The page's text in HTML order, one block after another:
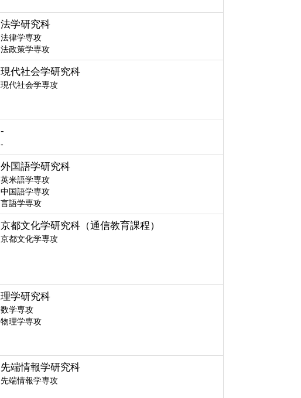
法学研究科
法律学専攻
法政策学専攻
現代社会学研究科
現代社会学専攻
-
-
外国語学研究科
英米語学専攻
中国語学専攻
言語学専攻
京都文化学研究科（通信教育課程）
京都文化学専攻
理学研究科
数学専攻
物理学専攻
先端情報学研究科
先端情報学専攻